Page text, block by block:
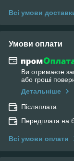
Всі умови
Умови оплати
Ви отримаєте
або гроші
Детальніше
Післяплата
Передплата на
Всі умови оплати